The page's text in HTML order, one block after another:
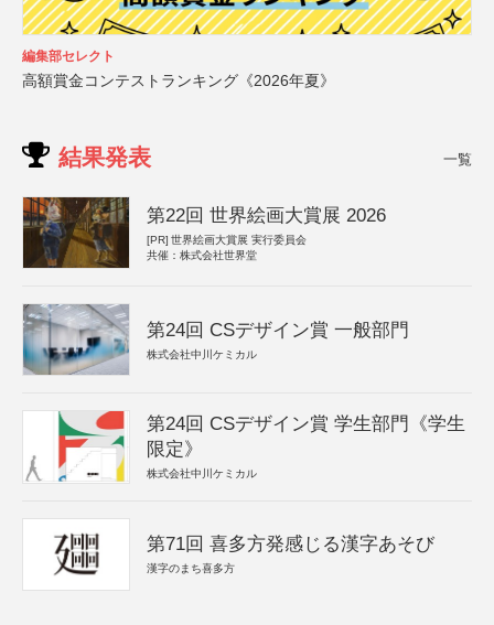
編集部セレクト
高額賞金コンテストランキング《2026年夏》
結果発表 一覧
第22回 世界絵画大賞展 2026
[PR] 世界絵画大賞展 実行委員会
共催：株式会社世界堂
第24回 CSデザイン賞 一般部門
株式会社中川ケミカル
第24回 CSデザイン賞 学生部門《学生
限定》
株式会社中川ケミカル
第71回 喜多方発感じる漢字あそび
漢字のまち喜多方